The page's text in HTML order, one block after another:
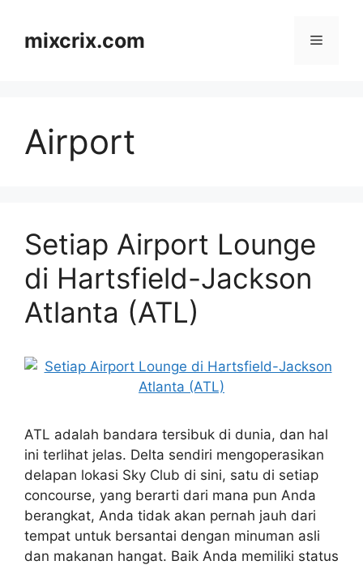
contentmixcrix.com Menu
Airport
Setiap Airport Lounge
di Hartsfield-Jackson
Atlanta (ATL)
ATL adalah bandara tersibuk di dunia, dan hal
ini terlihat jelas. Delta sendiri mengoperasikan
delapan lokasi Sky Club di sini, satu di setiap
concourse, yang berarti dari mana pun Anda
berangkat, Anda tidak akan pernah jauh dari
tempat untuk bersantai dengan minuman asli
dan makanan hangat. Baik Anda memiliki status